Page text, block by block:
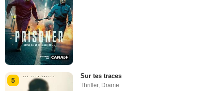
5
Sur tes traces
Thriller, Drame